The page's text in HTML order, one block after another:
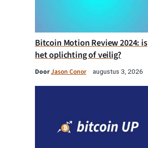
Bitcoin Motion Review 2024: is
het oplichting of veilig?
DoorJason Conor augustus 3, 2026